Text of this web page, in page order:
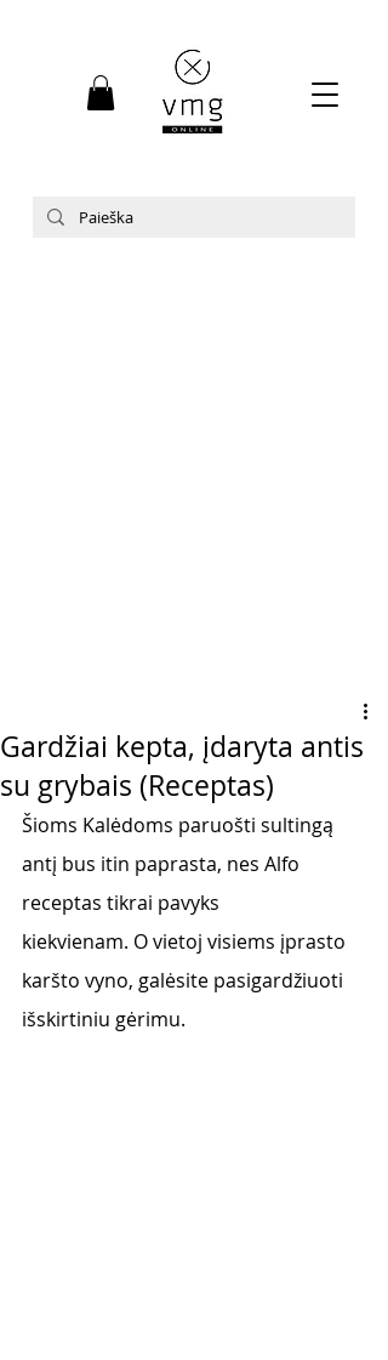
Gardžiai kepta, įdaryta antis
su grybais (Receptas)
Šioms Kalėdoms paruošti sultingą
antį bus itin paprasta, nes Alfo
receptas tikrai pavyks
kiekvienam. O vietoj visiems įprasto
karšto vyno, galėsite pasigardžiuoti
išskirtiniu gėrimu.